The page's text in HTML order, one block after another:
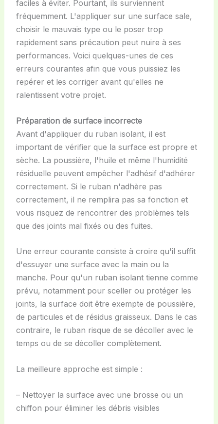
faciles à éviter. Pourtant, ils surviennent
fréquemment. L'appliquer sur une surface sale,
choisir le mauvais type ou le poser trop
rapidement sans précaution peut nuire à ses
performances. Voici quelques-unes de ces
erreurs courantes afin que vous puissiez les
repérer et les corriger avant qu'elles ne
ralentissent votre projet.
Préparation de surface incorrecte
Avant d'appliquer du ruban isolant, il est
important de vérifier que la surface est propre et
sèche. La poussière, l'huile et même l'humidité
résiduelle peuvent empêcher l'adhésif d'adhérer
correctement. Si le ruban n'adhère pas
correctement, il ne remplira pas sa fonction et
vous risquez de rencontrer des problèmes tels
que des joints mal fixés ou des fuites.
Une erreur courante consiste à croire qu'il suffit
d'essuyer une surface avec la main ou la
manche. Pour qu'un ruban isolant tienne comme
prévu, notamment pour sceller ou protéger les
joints, la surface doit être exempte de poussière,
de particules et de résidus graisseux. Dans le cas
contraire, le ruban risque de se décoller avec le
temps ou de se décoller complètement.
La meilleure approche est simple :
– Nettoyer la surface avec une brosse ou un
chiffon pour éliminer les débris visibles